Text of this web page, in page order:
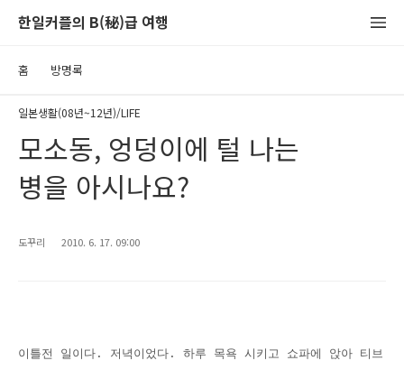
한일커플의 B(秘)급 여행
홈 방명록
일본생활(08년~12년)/LIFE
모소동, 엉덩이에 털 나는
병을 아시나요?
도꾸리 2010. 6. 17. 09:00
이틀전 일이다. 저녁이었다. 하루 목욕 시키고 쇼파에 앉아 티브